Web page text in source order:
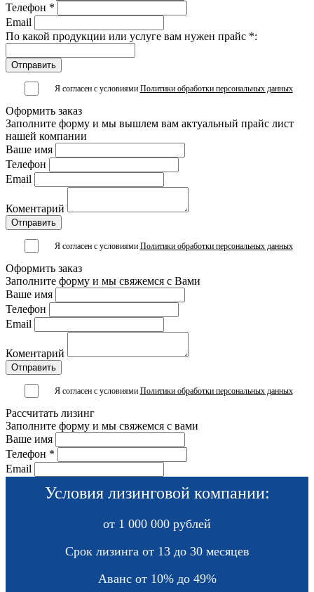
Телефон *
Email
По какой продукции или услуге вам нужен прайс *:
Я согласен с условиями Политики обработки персональных данных
Оформить заказ
Заполните форму и мы вышлем вам актуальный прайс лист
нашей компании
Ваше имя
Телефон
Email
Коментарий
Я согласен с условиями Политики обработки персональных данных
Оформить заказ
Заполните форму и мы свяжемся с Вами
Ваше имя
Телефон
Email
Коментарий
Я согласен с условиями Политики обработки персональных данных
Рассчитать лизинг
Заполните форму и мы свяжемся с вами
Ваше имя
Телефон *
Email
Условия лизинговой компании:
от 1 000 000 рублей
Срок лизинга от 13 до 30 месяцев
Аванс от 10% до 49%